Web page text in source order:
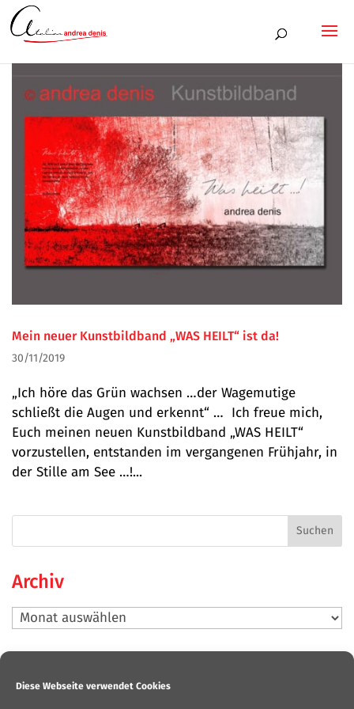
Diese Webseite verwendet Cookies
Mein neuer Kunstbildband „WAS HEILT“ ist da!
30/11/2019
„Ich höre das Grün wachsen …der Wagemutige
schließt die Augen und erkennt“ … Ich freue mich,
Euch meinen neuen Kunstbildband „WAS HEILT“
vorzustellen, entstanden im vergangenen Frühjahr, in
der Stille am See …!...
Archiv
Archiv